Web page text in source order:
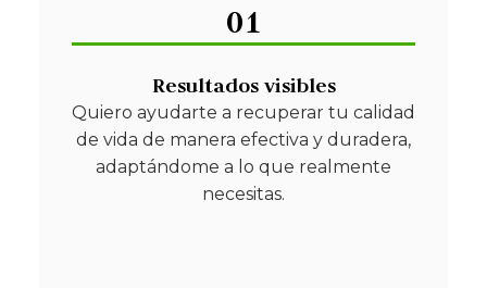
01
Resultados visibles
Quiero ayudarte a recuperar tu calidad
de vida de manera efectiva y duradera,
adaptándome a lo que realmente
necesitas.